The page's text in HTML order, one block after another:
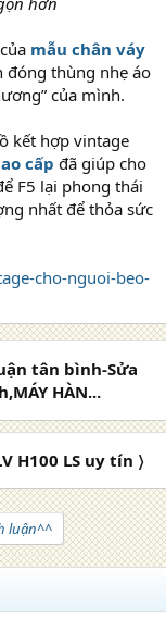
mẫu chân váy
đóng thùng nhẹ áo
của mình.
kết hợp vintage
cấp đã giúp cho
F5 lại phong thái
nhất để thỏa sức
cho-nguoi-beo-
tân bình-Sửa
HÀN...
LS uy tín 〉
luận^^